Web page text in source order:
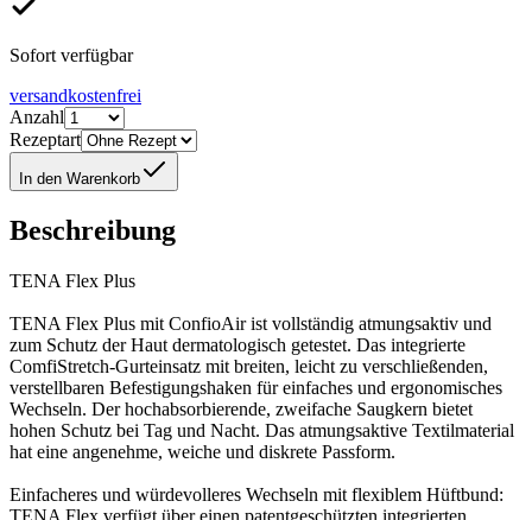
Sofort verfügbar
versandkostenfrei
Anzahl
Rezeptart
In den Warenkorb
Beschreibung
TENA Flex Plus
TENA Flex Plus mit ConfioAir ist vollständig atmungsaktiv und
zum Schutz der Haut dermatologisch getestet. Das integrierte
ComfiStretch-Gurteinsatz mit breiten, leicht zu verschließenden,
verstellbaren Befestigungshaken für einfaches und ergonomisches
Wechseln. Der hochabsorbierende, zweifache Saugkern bietet
hohen Schutz bei Tag und Nacht. Das atmungsaktive Textilmaterial
hat eine angenehme, weiche und diskrete Passform.
Einfacheres und würdevolleres Wechseln mit flexiblem Hüftbund:
TENA Flex verfügt über einen patentgeschützten integrierten